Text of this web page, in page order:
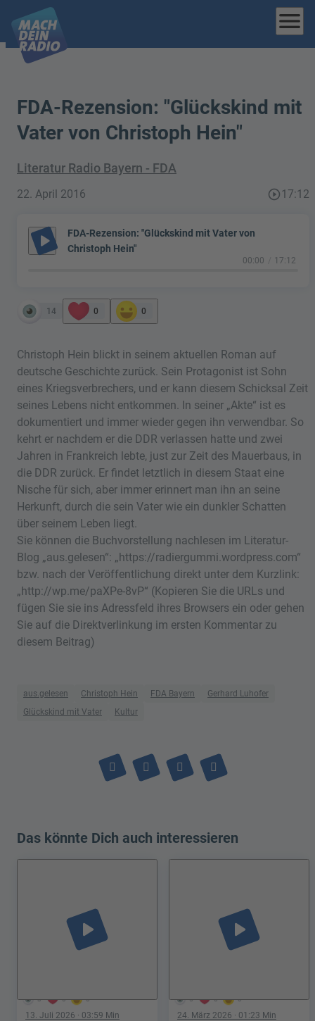
menu
FDA-Rezension: "Glückskind mit
Vater von Christoph Hein"
Literatur Radio Bayern - FDA
22. April 2016 play_circle_outline17:12
play_arrow
FDA-Rezension: "Glückskind mit Vater von
Christoph Hein"
00:00 17:12
14 0 0
Christoph Hein blickt in seinem aktuellen Roman auf
deutsche Geschichte zurück. Sein Protagonist ist Sohn
eines Kriegsverbrechers, und er kann diesem Schicksal Zeit
seines Lebens nicht entkommen. In seiner „Akte“ ist es
dokumentiert und immer wieder gegen ihn verwendbar. So
kehrt er nachdem er die DDR verlassen hatte und zwei
Jahren in Frankreich lebte, just zur Zeit des Mauerbaus, in
die DDR zurück. Er findet letztlich in diesem Staat eine
Nische für sich, aber immer erinnert man ihn an seine
Herkunft, durch die sein Vater wie ein dunkler Schatten
über seinem Leben liegt.
Sie können die Buchvorstellung nachlesen im Literatur-
Blog „aus.gelesen“: „https://radiergummi.wordpress.com“
bzw. nach der Veröffentlichung direkt unter dem Kurzlink:
„http://wp.me/paXPe-8vP“ (Kopieren Sie die URLs und
fügen Sie sie ins Adressfeld ihres Browsers ein oder gehen
Sie auf die Direktverlinkung im ersten Kommentar zu
diesem Beitrag)
aus.gelesen Christoph Hein FDA Bayern
Gerhard Luhofer
Glückskind mit Vater
Kultur
Das könnte Dich auch interessieren
3 0 0
play_arrow
13. Juli 2026 · 03:59 Min
5 0 0
play_arrow
24. März 2026 · 01:23 Min